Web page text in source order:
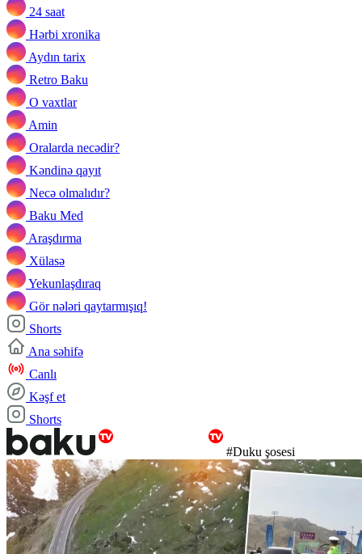
24 saat
Hərbi xronika
Aydın tarix
Retro Baku
O vaxtlar
Amin
Oralarda necədir?
Kəndinə qayıt
Necə olmalıdır?
Baku Med
Araşdırma
Xülasə
Yekunlaşdıraq
Gör nələri qaytarmışıq!
Shorts
Ana səhifə
Canlı
Kəşf et
Shorts
#Duku şosesi